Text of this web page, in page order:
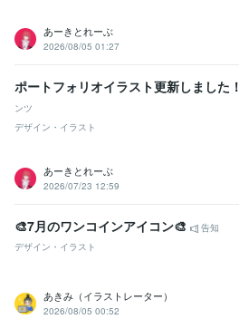
あーきとれーぶ
2026/08/05 01:27
ポートフォリオイラスト更新しました！
ンツ
デザイン・イラスト
あーきとれーぶ
2026/07/23 12:59
🎨7月のワンコインアイコン🎨
告知
デザイン・イラスト
あきみ（イラストレーター）
2026/08/05 00:52